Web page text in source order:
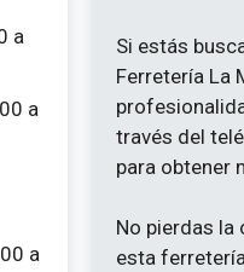
a
a
a
Si estás
Ferretería La
través del
para obtener
No pierdas
esta